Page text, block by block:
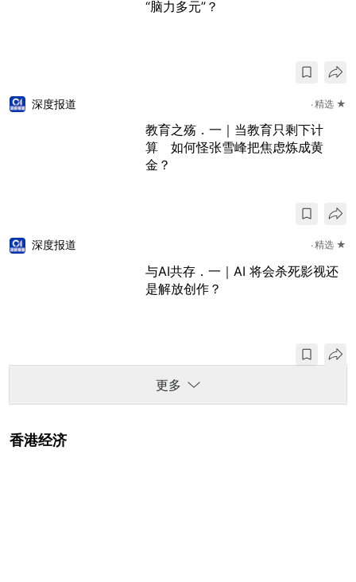
更多
“脑力多元”？
深度报道 精选 ★
教育之殇．一｜当教育只剩下计
算 如何怪张雪峰把焦虑炼成黄
金？
深度报道 精选 ★
与AI共存．一｜AI 将会杀死影视还
是解放创作？
香港经济